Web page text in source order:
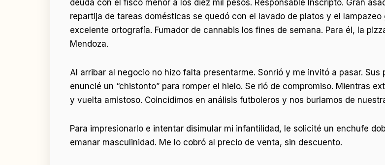
deuda con el fisco menor a los diez mil pesos. Responsable Inscripto. Gran
repartija de tareas domésticas se quedó con el lavado de platos y el
excelente ortografía. Fumador de cannabis los fines de semana. Para él, la
Mendoza.
Al arribar al negocio no hizo falta presentarme. Sonrió y me invitó a pasar.
enuncié un “chistonto” para romper el hielo. Se rió de compromiso. Mientras
y vuelta amistoso. Coincidimos en análisis futboleros y nos burlamos de
Para impresionarlo e intentar disimular mi infantilidad, le solicité un enchufe
emanar masculinidad. Me lo cobró al precio de venta, sin descuento.